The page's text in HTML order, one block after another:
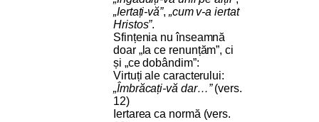
„Iertați-vă”, „cum v-a iertat
Hristos”.
Sfințenia nu înseamnă
doar „la ce renunțăm”, ci
și „ce dobândim”:
Virtuți ale caracterului:
„Îmbrăcați-vă dar…”(vers.
12)
Iertarea ca normă (vers.